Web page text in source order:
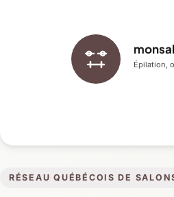
RÉSEAU QUÉBÉCOIS DE
Épilation,